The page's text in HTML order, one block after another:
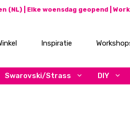
| Elke woensdag geopend |
Inspiratie
Swarovski/Strass DIY